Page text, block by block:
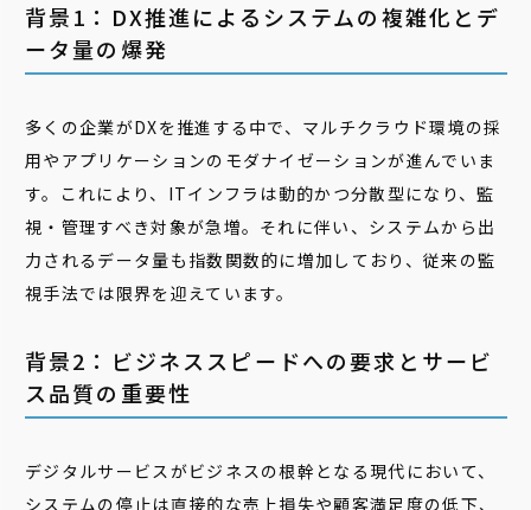
背景1：DX推進によるシステムの複雑化とデ
ータ量の爆発
多くの企業がDXを推進する中で、マルチクラウド環境の採
用やアプリケーションのモダナイゼーションが進んでいま
す。これにより、ITインフラは動的かつ分散型になり、監
視・管理すべき対象が急増。それに伴い、システムから出
力されるデータ量も指数関数的に増加しており、従来の監
視手法では限界を迎えています。
背景2：ビジネススピードへの要求とサービ
ス品質の重要性
デジタルサービスがビジネスの根幹となる現代において、
システムの停止は直接的な売上損失や顧客満足度の低下、